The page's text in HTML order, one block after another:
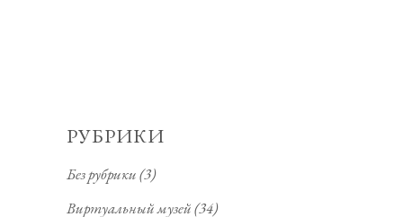
РУБРИКИ
Без рубрики(3)
Виртуальный музей(34)